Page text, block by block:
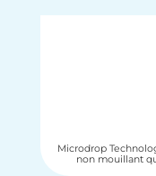
Microdrop
non mouillant